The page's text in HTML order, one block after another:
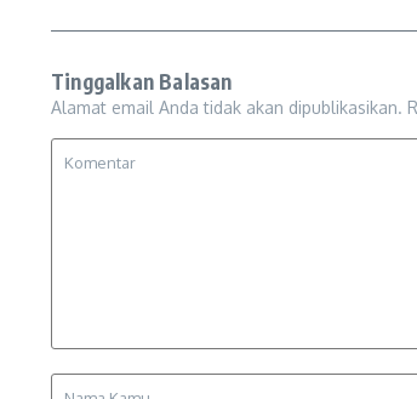
Tinggalkan Balasan
Alamat email Anda tidak akan dipublikasikan.